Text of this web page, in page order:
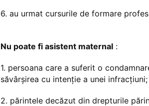
6. au urmat cursurile de formare
Nu poate fi asistent maternal :
1. persoana care a suferit o
săvârşirea cu intenţie a unei infracţiuni;
2. părintele decăzut din drepturile